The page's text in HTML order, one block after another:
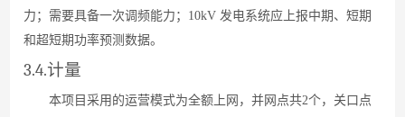
力；需要具备一次调频能力 ； 10kV 发电系统应上报中期、短期
和超短期功率预测数据。
3.4.计量
本项目采用的运营模式为全额上网，并网点共2个，关口点